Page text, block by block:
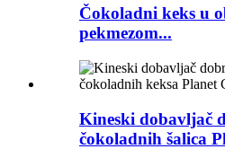
Čokoladni keks u
pekmezom...
Kineski dobavljač
čokoladnih šalica